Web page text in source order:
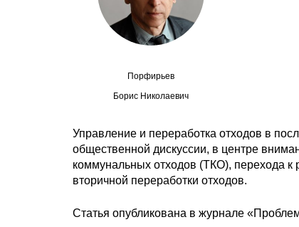
Порфирьев
Борис Николаевич
Управление и переработка отходов в
общественной дискуссии, в центре
коммунальных отходов (ТКО), перехода к
вторичной переработки отходов.
Статья опубликована в журнале